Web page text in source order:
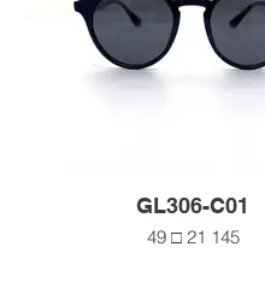
GL306-C01
49 □ 21 145